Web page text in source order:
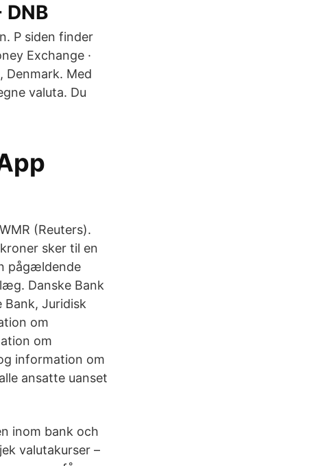
P siden finder
Exchange ·
Denmark. Med
valuta. Du
(Reuters).
sker til en
pågældende
Danske Bank
Bank, Juridisk
om
om
information om
ansatte uanset
inom bank och
valutakurser –